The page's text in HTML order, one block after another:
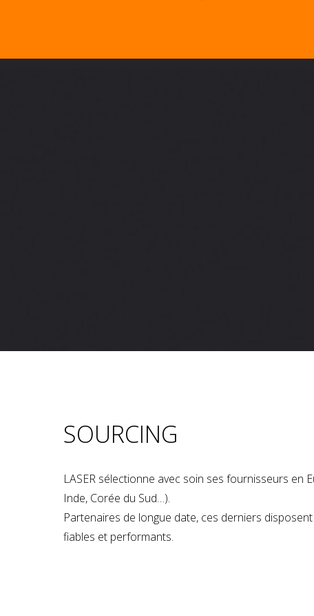
SOURCING
LASER sélectionne avec soin ses fournisseurs en
Inde, Corée du Sud…).
Partenaires de longue date, ces derniers
fiables et performants.